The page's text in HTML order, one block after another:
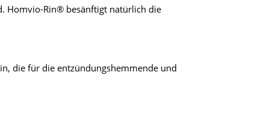
Homvio-Rin® besänftigt natürlich die
die für die entzündungshemmende und